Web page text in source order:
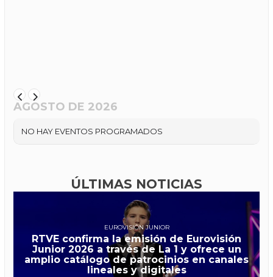
AGOSTO DE 2026
NO HAY EVENTOS PROGRAMADOS
ÚLTIMAS NOTICIAS
EUROVISIÓN JUNIOR
RTVE confirma la emisión de Eurovisión
Junior 2026 a través de La 1 y ofrece un
amplio catálogo de patrocinios en canales
lineales y digitales